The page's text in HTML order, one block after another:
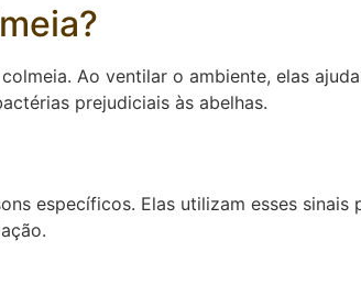
Ao ventilar o ambiente, elas
prejudiciais às abelhas.
específicos. Elas utilizam esses sinais